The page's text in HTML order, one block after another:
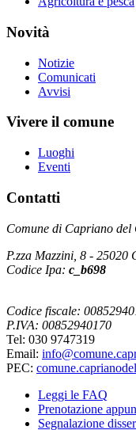
Novità
Notizie
Comunicati
Avvisi
Vivere il comune
Luoghi
Eventi
Contatti
Comune di Capriano del
P.zza Mazzini, 8 - 25020
Codice Ipa: c_b698
Codice fiscale:
P.IVA: 00852940170
Tel: 030 9747319
Email:
PEC:
Leggi le FAQ
Prenotazione
Segnalazione